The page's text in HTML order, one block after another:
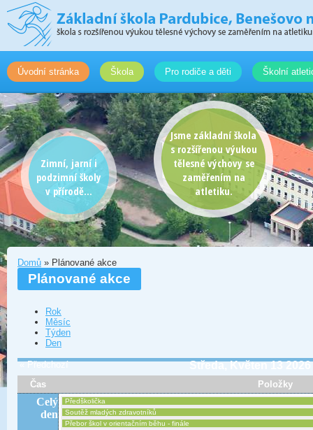
Úvodní stránka Škola Pro rodiče a děti Školní
Zimní, jarní i
podzimní školy
v přírodě...
Jsme základní škola
s rozšířenou výukou
tělesné výchovy se
zaměřením na
atletiku.
Domů » Plánované akce
Plánované akce
Rok
Měsíc
Týden
Den
« Předchozí Středa, Květen 13 2026
Čas Položky
Celý
den
Předškolička
Soutěž mladých zdravotníků
Přebor škol v orientačním běhu - finále